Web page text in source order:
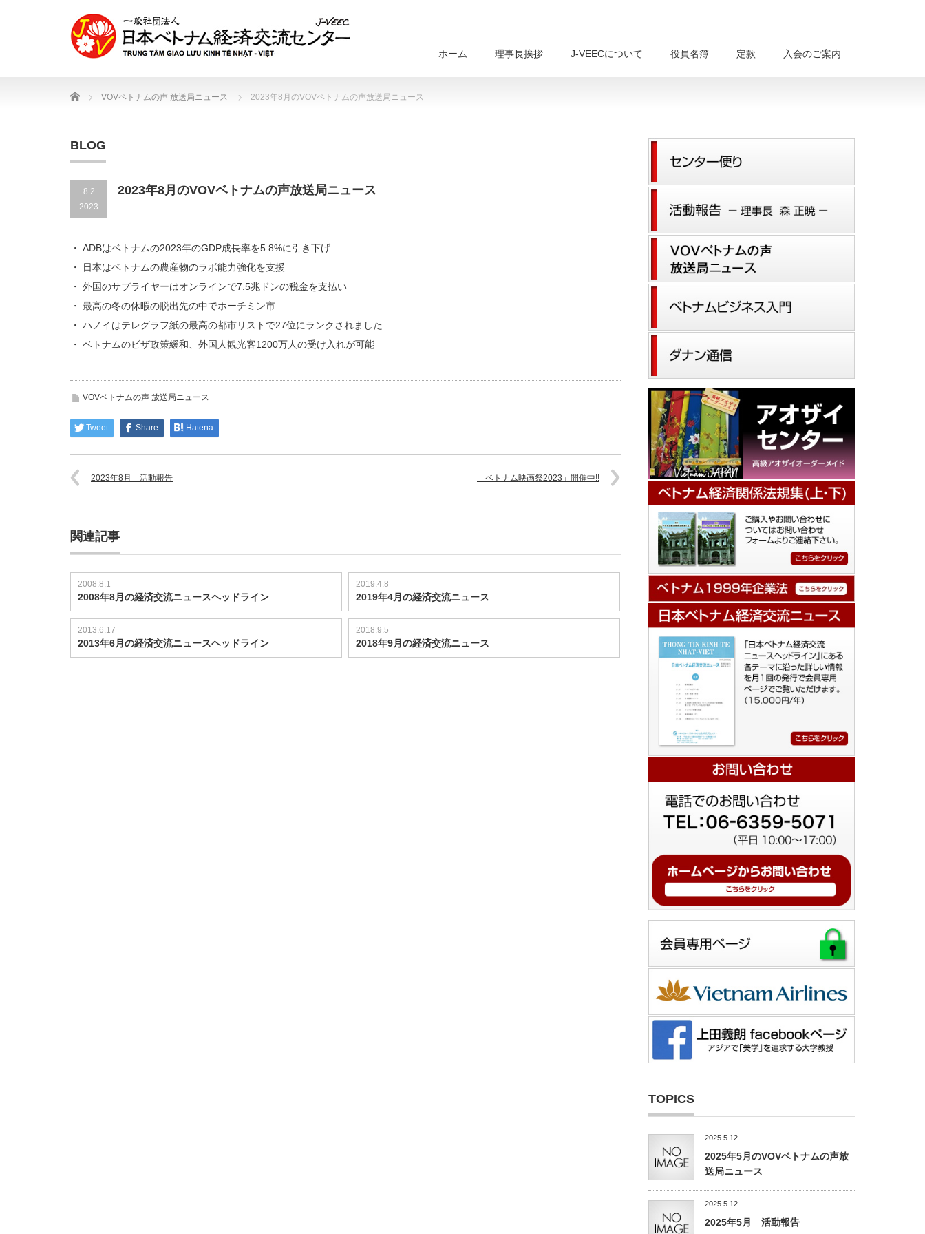
ホーム 理事長挨拶 J-VEECについて 役員名簿 定款 入会のご案内
Home VOVベトナムの声 放送局ニュース 2023年8月のVOVベトナムの声放送局ニュース
BLOG
8.2
2023
2023年8月のVOVベトナムの声放送局ニュース
・ ADBはベトナムの2023年のGDP成長率を5.8%に引き下げ
・ 日本はベトナムの農産物のラボ能力強化を支援
・ 外国のサプライヤーはオンラインで7.5兆ドンの税金を支払い
・ 最高の冬の休暇の脱出先の中でホーチミン市
・ ハノイはテレグラフ紙の最高の都市リストで27位にランクされました
・ ベトナムのビザ政策緩和、外国人観光客1200万人の受け入れが可能
VOVベトナムの声 放送局ニュース
Tweet Share Hatena
2023年8月 活動報告 「ベトナム映画祭2023」開催中!!
関連記事
2008.8.1
2008年8月の経済交流ニュースヘッドライン
2019.4.8
2019年4月の経済交流ニュース
2013.6.17
2013年6月の経済交流ニュースヘッドライン
2018.9.5
2018年9月の経済交流ニュース
TOPICS
2025.5.12
2025年5月のVOVベトナムの声放
送局ニュース
2025.5.12
2025年5月 活動報告